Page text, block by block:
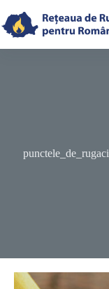
to
content